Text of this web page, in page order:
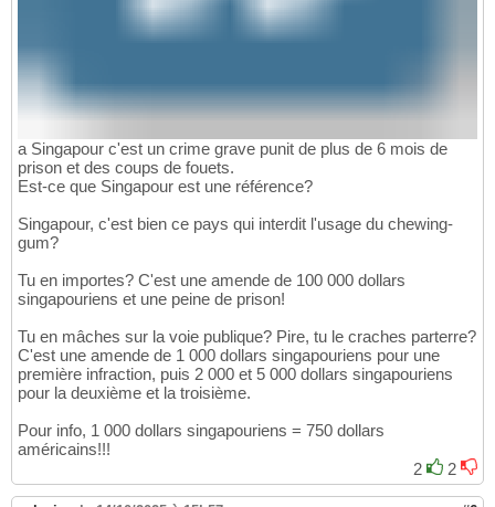
a Singapour c'est un crime grave punit de plus de 6 mois de
prison et des coups de fouets.
Est-ce que Singapour est une référence?
Singapour, c'est bien ce pays qui interdit l'usage du chewing-
gum?
Tu en importes? C'est une amende de 100 000 dollars
singapouriens et une peine de prison!
Tu en mâches sur la voie publique? Pire, tu le craches parterre?
C'est une amende de 1 000 dollars singapouriens pour une
première infraction, puis 2 000 et 5 000 dollars singapouriens
pour la deuxième et la troisième.
Pour info, 1 000 dollars singapouriens = 750 dollars
américains!!!
2
2